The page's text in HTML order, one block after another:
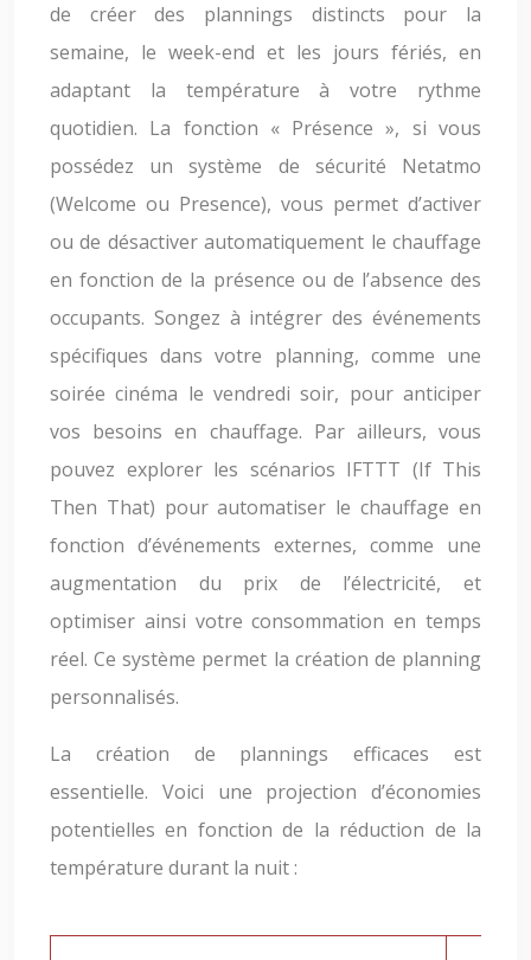
de créer des plannings distincts pour la
semaine, le week-end et les jours fériés, en
adaptant la température à votre rythme
quotidien. La fonction « Présence », si vous
possédez un système de sécurité Netatmo
(Welcome ou Presence), vous permet d’activer
ou de désactiver automatiquement le chauffage
en fonction de la présence ou de l’absence des
occupants. Songez à intégrer des événements
spécifiques dans votre planning, comme une
soirée cinéma le vendredi soir, pour anticiper
vos besoins en chauffage. Par ailleurs, vous
pouvez explorer les scénarios IFTTT (If This
Then That) pour automatiser le chauffage en
fonction d’événements externes, comme une
augmentation du prix de l’électricité, et
optimiser ainsi votre consommation en temps
réel. Ce système permet la création de planning
personnalisés.
La création de plannings efficaces est
essentielle. Voici une projection d’économies
potentielles en fonction de la réduction de la
température durant la nuit :